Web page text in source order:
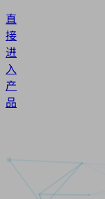
直
接
进
入
产
品